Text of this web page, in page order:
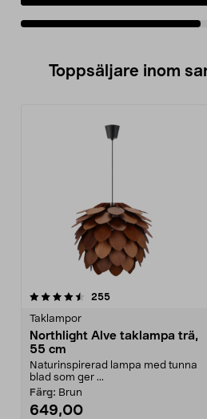
Toppsäljare inom
255recensioner
Taklampor
Northlight Alve taklampa trä,
55 cm
Naturinspirerad lampa med tunna
blad som ger ...
Färg: Brun
649,00
0.0 av 5 stjärnor